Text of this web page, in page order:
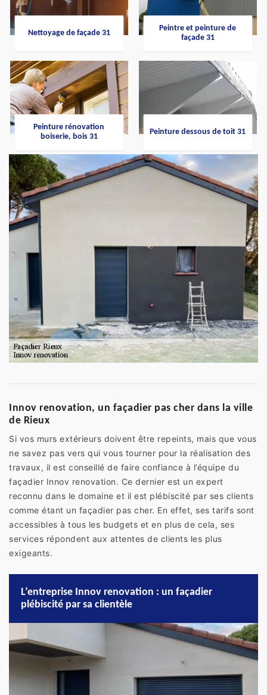
Nettoyage de façade 31
Peintre et peinture de
façade 31
Peinture rénovation
boiserie, bois 31
Peinture dessous de toit 31
Innov renovation, un façadier pas cher dans la ville
de Rieux
Si vos murs extérieurs doivent être repeints, mais que vous
ne savez pas vers qui vous tourner pour la réalisation des
travaux, il est conseillé de faire confiance à l’équipe du
façadier Innov renovation. Ce dernier est un expert
reconnu dans le domaine et il est plébiscité par ses clients
comme étant un façadier pas cher. En effet, ses tarifs sont
accessibles à tous les budgets et en plus de cela, ses
services répondent aux attentes de clients les plus
exigeants.
L’entreprise Innov renovation : un façadier
plébiscité par sa clientèle